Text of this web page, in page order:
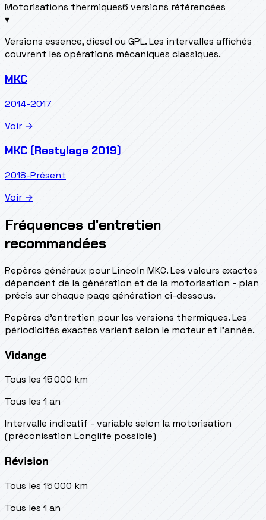
Motorisations thermiques6 versions référencées
▾
Versions essence, diesel ou GPL. Les intervalles affichés
couvrent les opérations mécaniques classiques.
MKC
2014-2017
Voir →
MKC (Restylage 2019)
2018-Présent
Voir →
Fréquences d'entretien
recommandées
Repères généraux pour Lincoln MKC. Les valeurs exactes
dépendent de la génération et de la motorisation - plan
précis sur chaque page génération ci-dessous.
Repères d’entretien pour les versions thermiques. Les
périodicités exactes varient selon le moteur et l’année.
Vidange
Tous les 15 000 km
Tous les 1 an
Intervalle indicatif - variable selon la motorisation
(préconisation Longlife possible)
Révision
Tous les 15 000 km
Tous les 1 an